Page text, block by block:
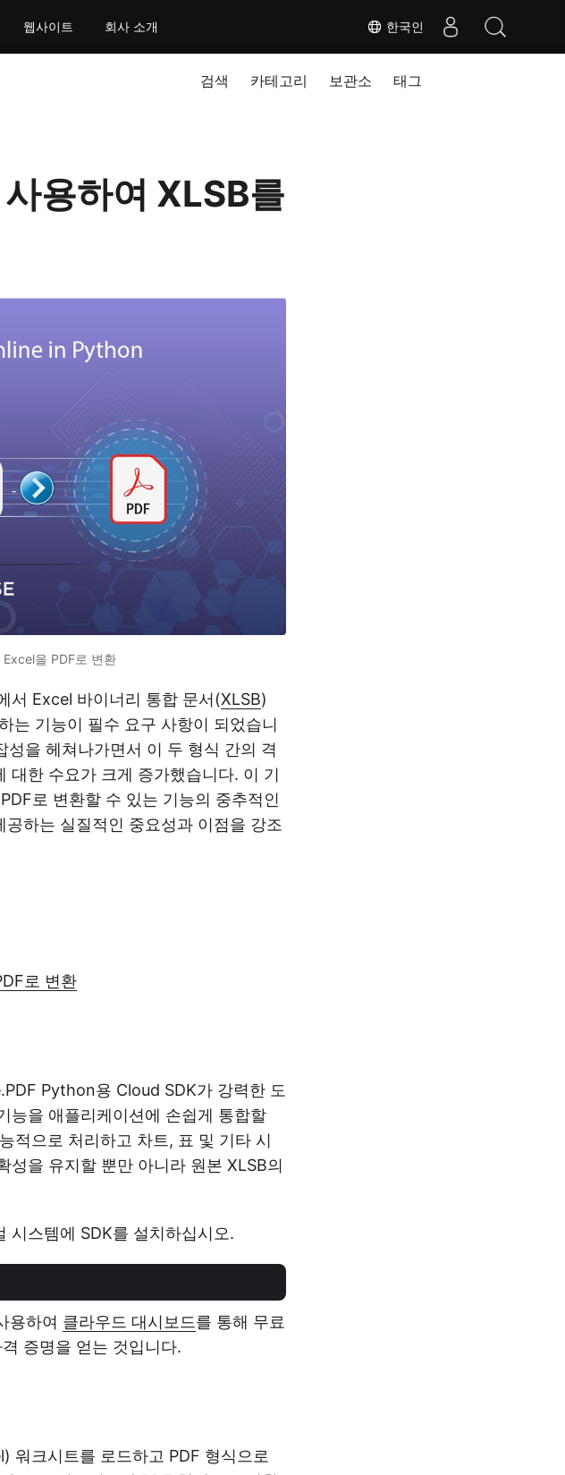
한국인
웹사이트 회사 소개
검색 카테고리 보관소 태그
용하여 XLSB를
을 PDF로 변환
서 Excel 바이너리 통합 문서(XLSB)
는 기능이 필수 요구 사항이 되었습니
을 헤쳐나가면서 이 두 형식 간의 격
대한 수요가 크게 증가했습니다. 이 기
로 변환할 수 있는 기능의 중추적인
하는 실질적인 중요성과 이점을 강조
로 변환
Python용 Cloud SDK가 강력한 도
능을 애플리케이션에 손쉽게 통합할
적으로 처리하고 차트, 표 및 기타 시
성을 유지할 뿐만 아니라 원본 XLSB의
시스템에 SDK를 설치하십시오.
용하여 클라우드 대시보드를 통해 무료
증명을 얻는 것입니다.
워크시트를 로드하고 PDF 형식으로